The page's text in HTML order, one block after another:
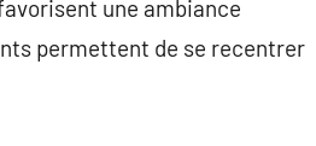
une ambiance
permettent de se recentrer